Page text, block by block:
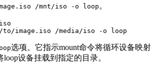
/mnt/iso -o loop 。
to/image.iso /media/iso -o loop
选项。它指示mount命令将循环设备映射
设备挂载到指定的目录。